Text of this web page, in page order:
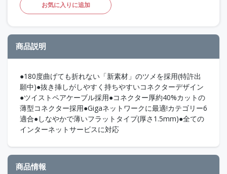
お気に入りに追加
商品説明
●180度曲げても折れない「新素材」のツメを採用(特許出
願中)●抜き挿しがしやすく持ちやすいコネクターデザイン
●ツイストペアケーブル採用●コネクター厚約40%カットの
薄型コネクター採用●Gigaネットワークに最適!カテゴリー6
適合●しなやかで薄いフラットタイプ(厚さ1.5mm)●全ての
インターネットサービスに対応
商品情報